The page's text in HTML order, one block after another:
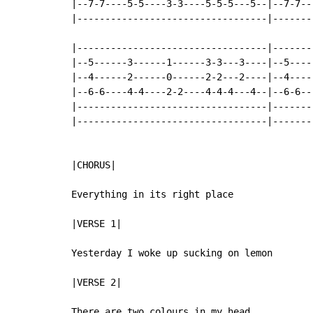
|--7-7----5-5----3-3----5-5-5---5--|--7-
|----------------------------------
|----------------------------------
|--5------3------1------3-3---3----|--
|--4------2------0------2-2---2----|--
|--6-6----4-4----2-2----4-4-4---4--|--6-
|----------------------------------
|----------------------------------
|CHORUS|
Everything in its right place
|VERSE 1|
Yesterday I woke up sucking on lemon
|VERSE 2|